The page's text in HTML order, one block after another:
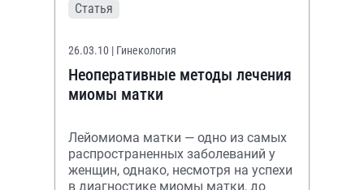
Статья
26.03.10 | Гинекология
Неоперативные методы лечения
миомы матки
Лейомиома матки — одно из самых
распространенных заболеваний у
женщин, однако, несмотря на успехи
в диагностике миомы матки, до